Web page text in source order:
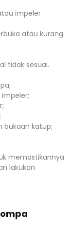
impeler
atau kurang
tidak sesuai.
bukaan katup;
memastikannya
lakukan